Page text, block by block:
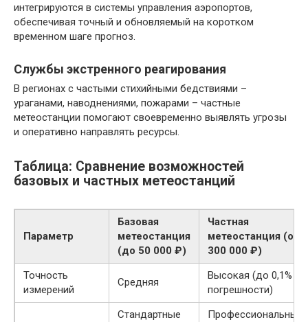
интегрируются в системы управления аэропортов,
обеспечивая точный и обновляемый на коротком
временном шаге прогноз.
Службы экстренного реагирования
В регионах с частыми стихийными бедствиями –
ураганами, наводнениями, пожарами – частные
метеостанции помогают своевременно выявлять угрозы
и оперативно направлять ресурсы.
Таблица: Сравнение возможностей
базовых и частных метеостанций
Параметр
Базовая
метеостанция
(до 50 000 ₽)
Частная
метеостанция (от
300 000 ₽)
Точность
измерений
Средняя
Высокая (до 0,1%
погрешности)
Стандартные
Профессиональные